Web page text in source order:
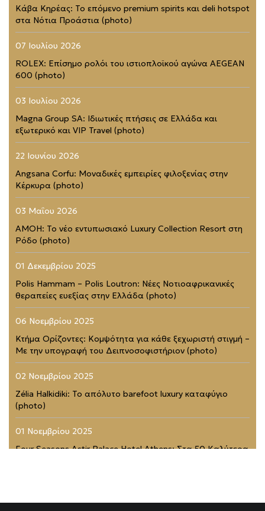
Κάβα Κηρέας: Το επόμενο premium spirits και deli hotspot
στα Νότια Προάστια (photo)
07 Ιουλίου 2026
ROLEX: Επίσημο ρολόι του ιστιοπλοϊκού αγώνα AEGEAN
600 (photo)
03 Ιουλίου 2026
Magna Group SA: Ιδιωτικές πτήσεις σε Ελλάδα και
εξωτερικό και VIP Travel (photo)
22 Ιουνίου 2026
Angsana Corfu: Μοναδικές εμπειρίες φιλοξενίας στην
Κέρκυρα (photo)
03 Μαΐου 2026
AMOH: Το νέο εντυπωσιακό Luxury Collection Resort στη
Ρόδο (photo)
01 Δεκεμβρίου 2025
Polis Hammam – Polis Loutron: Νέες Νοτιοαφρικανικές
θεραπείες ευεξίας στην Ελλάδα (photo)
06 Νοεμβρίου 2025
Κτήμα Ορίζοντες: Κομψότητα για κάθε ξεχωριστή στιγμή –
Με την υπογραφή του Δειπνοσοφιστήριον (photo)
02 Νοεμβρίου 2025
Zélia Halkidiki: Το απόλυτο barefoot luxury καταφύγιο
(photo)
01 Νοεμβρίου 2025
Four Seasons Astir Palace Hotel Athens: Στα 50 Καλύτερα
Rodopou & Beyond: Ένα από τα πιο εντυπωσιακά